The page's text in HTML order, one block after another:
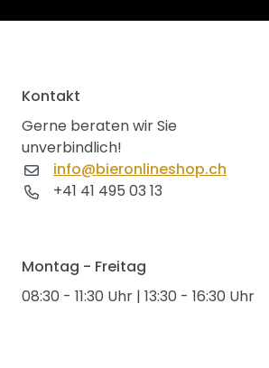
Kontakt
Gerne beraten wir Sie
unverbindlich!
info@bieronlineshop.ch
+41 41 495 03 13
Montag - Freitag
08:30 - 11:30 Uhr | 13:30 - 16:30 Uhr